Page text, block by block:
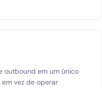
outbound em um único
vez de operar